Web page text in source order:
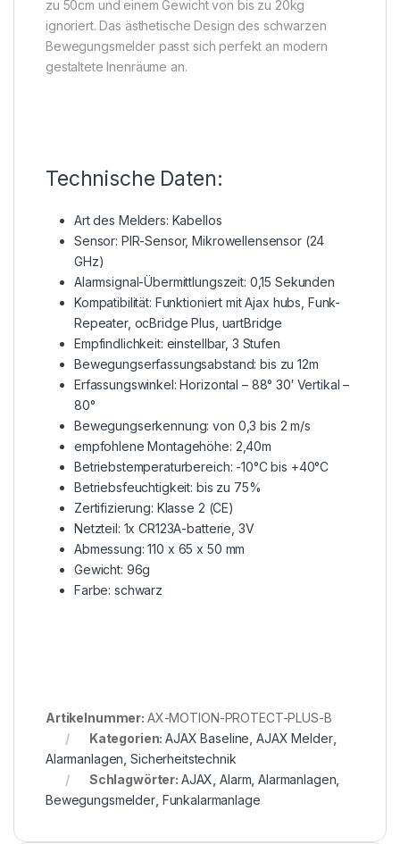
zu 50cm und einem Gewicht von bis zu 20kg
ignoriert. Das ästhetische Design des schwarzen
Bewegungsmelder passt sich perfekt an modern
gestaltete Inenräume an.
Technische Daten:
Art des Melders: Kabellos
Sensor: PIR-Sensor, Mikrowellensensor (24
GHz)
Alarmsignal-Übermittlungszeit: 0,15 Sekunden
Kompatibilität: Funktioniert mit Ajax hubs, Funk-
Repeater, ocBridge Plus, uartBridge
Empfindlichkeit: einstellbar, 3 Stufen
Bewegungserfassungsabstand: bis zu 12m
Erfassungswinkel: Horizontal – 88° 30′ Vertikal –
80°
Bewegungserkennung: von 0,3 bis 2 m/s
empfohlene Montagehöhe: 2,40m
Betriebstemperaturbereich: -10°C bis +40°C
Betriebsfeuchtigkeit: bis zu 75%
Zertifizierung: Klasse 2 (CE)
Netzteil: 1x CR123A-batterie, 3V
Abmessung: 110 x 65 x 50 mm
Gewicht: 96g
Farbe: schwarz
Artikelnummer: AX-MOTION-PROTECT-PLUS-B
Kategorien:AJAX Baseline ,AJAX Melder,
Alarmanlagen ,Sicherheitstechnik
Schlagwörter: AJAX ,Alarm ,Alarmanlagen
Bewegungsmelder, Funkalarmanlage